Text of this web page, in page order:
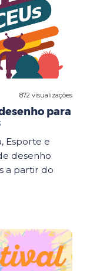
872 visualizações
para
Esporte e
desenho
a partir do